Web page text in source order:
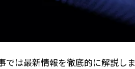
では最新情報を徹底的に解説しま